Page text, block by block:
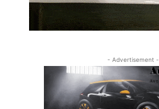
- Advertisement -